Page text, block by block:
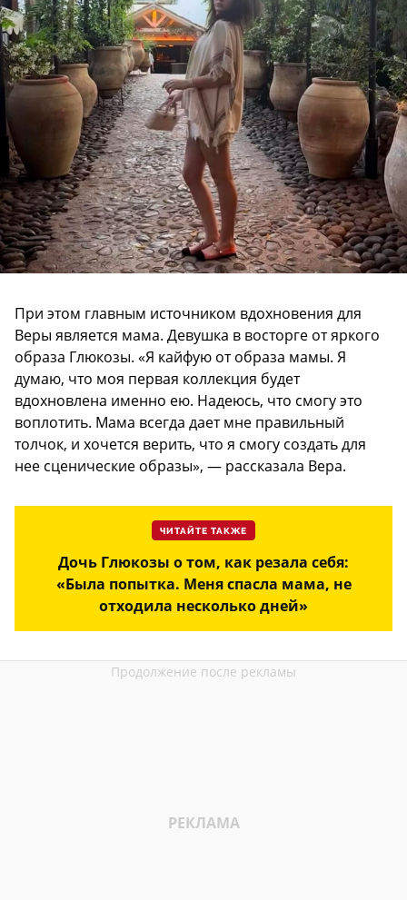
При этом главным источником вдохновения для
Веры является мама. Девушка в восторге от яркого
образа Глюкозы. «Я кайфую от образа мамы. Я
думаю, что моя первая коллекция будет
вдохновлена именно ею. Надеюсь, что смогу это
воплотить. Мама всегда дает мне правильный
толчок, и хочется верить, что я смогу создать для
нее сценические образы», — рассказала Вера.
ЧИТАЙТЕ ТАКЖЕ
Дочь Глюкозы о том, как резала себя:
«Была попытка. Меня спасла мама, не
отходила несколько дней»